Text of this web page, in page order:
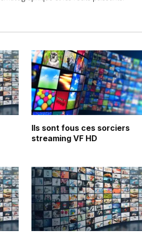
Ils sont fous ces sorciers
streaming VF HD